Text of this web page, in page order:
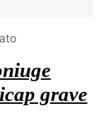
grave